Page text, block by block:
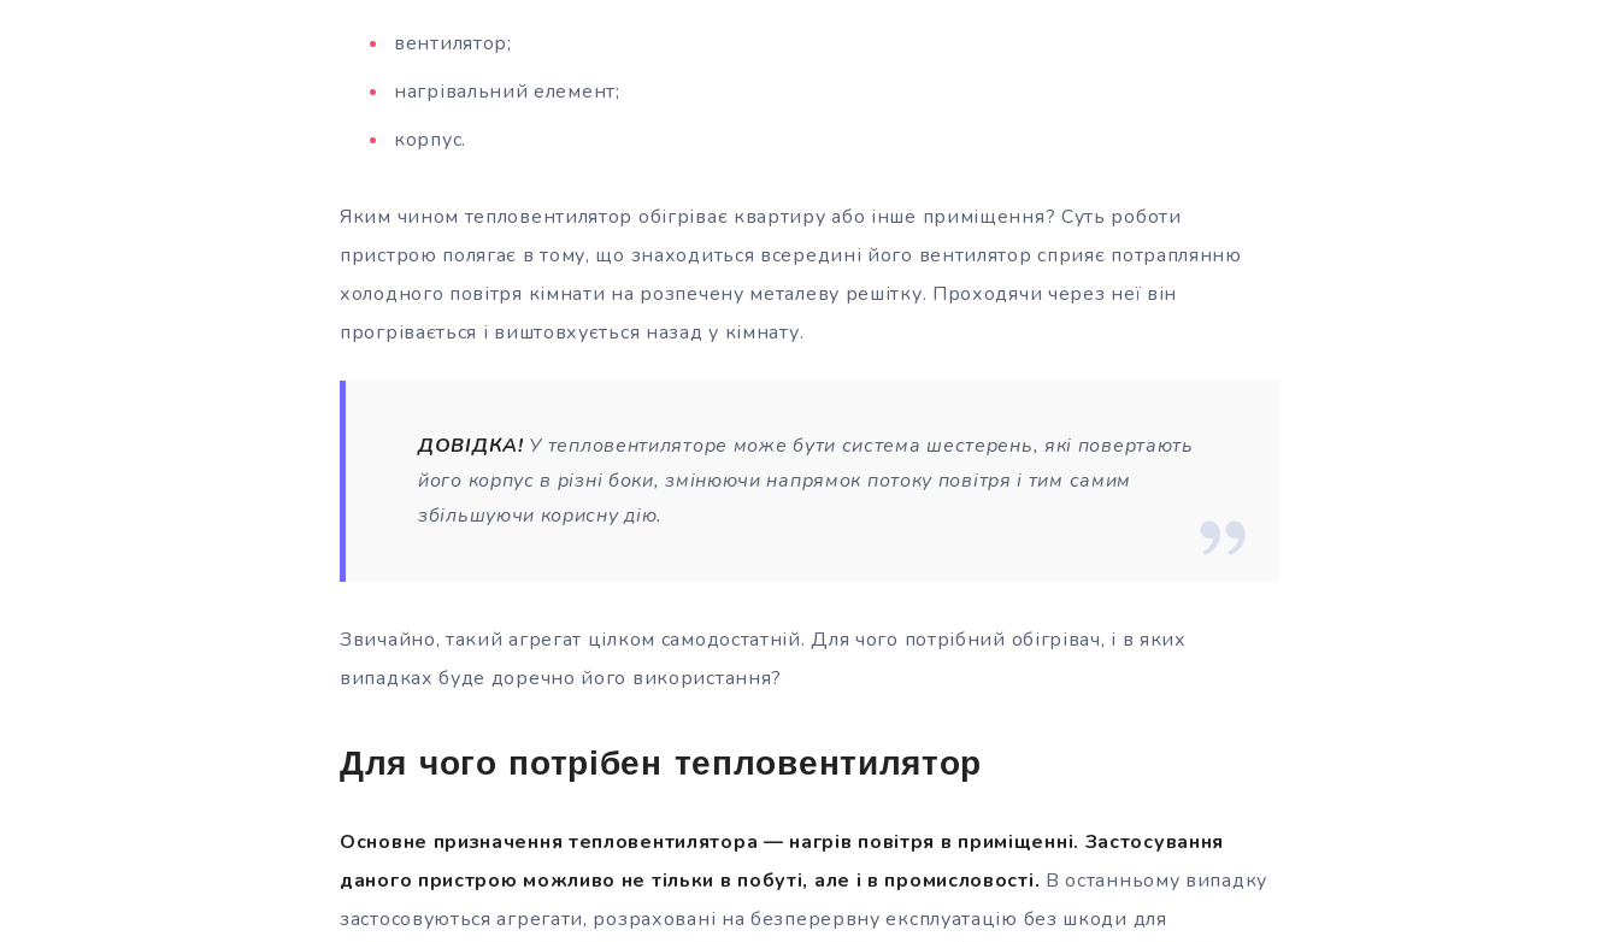
вентилятор;
нагрівальний елемент;
корпус.
Яким чином тепловентилятор обігріває квартиру або інше приміщення? Суть роботи
пристрою полягає в тому, що знаходиться всередині його вентилятор сприяє потраплянню
холодного повітря кімнати на розпечену металеву решітку. Проходячи через неї він
прогрівається і виштовхується назад у кімнату.
ДОВІДКА! У тепловентиляторе може бути система шестерень, які повертають
його корпус в різні боки, змінюючи напрямок потоку повітря і тим самим
збільшуючи корисну дію.
Звичайно, такий агрегат цілком самодостатній. Для чого потрібний обігрівач, і в яких
випадках буде доречно його використання?
Для чого потрібен тепловентилятор
Основне призначення тепловентилятора — нагрів повітря в приміщенні. Застосування
даного пристрою можливо не тільки в побуті, але і в промисловості. В останньому випадку
застосовуються агрегати, розраховані на безперервну експлуатацію без шкоди для